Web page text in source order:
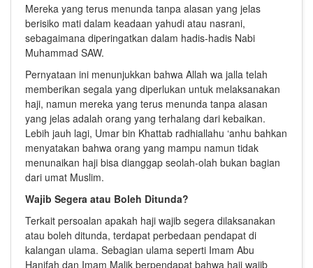
Mereka yang terus menunda tanpa alasan yang jelas
berisiko mati dalam keadaan yahudi atau nasrani,
sebagaimana diperingatkan dalam hadis-hadis Nabi
Muhammad SAW.
Pernyataan ini menunjukkan bahwa Allah wa jalla telah
memberikan segala yang diperlukan untuk melaksanakan
haji, namun mereka yang terus menunda tanpa alasan
yang jelas adalah orang yang terhalang dari kebaikan.
Lebih jauh lagi, Umar bin Khattab radhiallahu ‘anhu bahkan
menyatakan bahwa orang yang mampu namun tidak
menunaikan haji bisa dianggap seolah-olah bukan bagian
dari umat Muslim.
Wajib Segera atau Boleh Ditunda?
Terkait persoalan apakah haji wajib segera dilaksanakan
atau boleh ditunda, terdapat perbedaan pendapat di
kalangan ulama. Sebagian ulama seperti Imam Abu
Hanifah dan Imam Malik berpendapat bahwa haji wajib